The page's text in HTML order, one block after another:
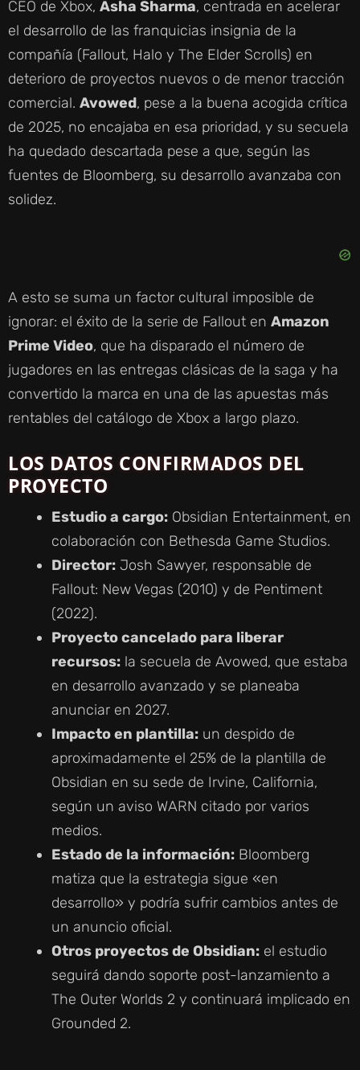
CEO de Xbox, Asha Sharma, centrada en acelerar
el desarrollo de las franquicias insignia de la
compañía (Fallout, Halo y The Elder Scrolls) en
deterioro de proyectos nuevos o de menor tracción
comercial. Avowed, pese a la buena acogida crítica
de 2025, no encajaba en esa prioridad, y su secuela
ha quedado descartada pese a que, según las
fuentes de Bloomberg, su desarrollo avanzaba con
solidez.
A esto se suma un factor cultural imposible de
ignorar: el éxito de la serie de Fallout en Amazon
Prime Video, que ha disparado el número de
jugadores en las entregas clásicas de la saga y ha
convertido la marca en una de las apuestas más
rentables del catálogo de Xbox a largo plazo.
LOS DATOS CONFIRMADOS DEL
PROYECTO
Estudio a cargo: Obsidian Entertainment, en
colaboración con Bethesda Game Studios.
Director: Josh Sawyer, responsable de
Fallout: New Vegas (2010) y de Pentiment
(2022).
Proyecto cancelado para liberar
recursos: la secuela de Avowed, que estaba
en desarrollo avanzado y se planeaba
anunciar en 2027.
Impacto en plantilla: un despido de
aproximadamente el 25% de la plantilla de
Obsidian en su sede de Irvine, California,
según un aviso WARN citado por varios
medios.
Estado de la información: Bloomberg
matiza que la estrategia sigue «en
desarrollo» y podría sufrir cambios antes de
un anuncio oficial.
Otros proyectos de Obsidian: el estudio
seguirá dando soporte post-lanzamiento a
The Outer Worlds 2 y continuará implicado en
Grounded 2.